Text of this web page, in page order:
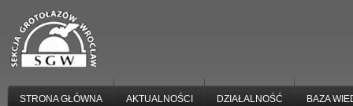
STRONA GŁÓWNA AKTUALNOŚCI DZIAŁALNOŚĆ BAZA